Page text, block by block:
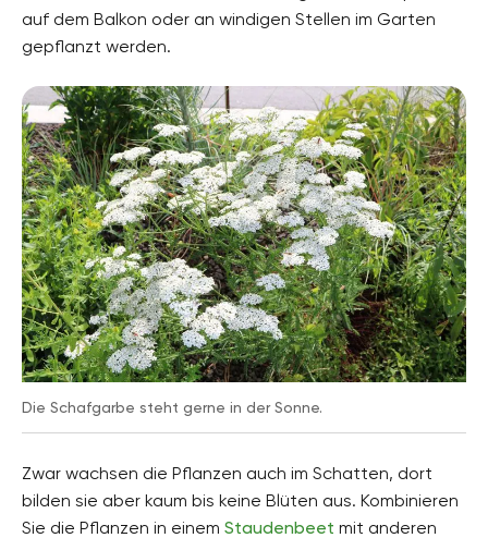
Kalkverträglichkeit
Humus
humusreich
Giftig
Nein
Pflanzenfamilien
Korbblütler, Asteraceae
Pflanzenarten
Kräuter, Arzneipflanzen, Gewürzpflanzen
Gartenstil
Nutzgarten, Steingarten
auf dem Balkon oder an windigen Stellen im Garten
gepflanzt werden.
Die Schafgarbe steht gerne in der Sonne.
Zwar wachsen die Pflanzen auch im Schatten, dort
bilden sie aber kaum bis keine Blüten aus. Kombinieren
Sie die Pflanzen in einem Staudenbeet mit anderen